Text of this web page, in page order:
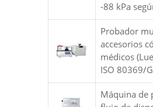
-88 kPa
Probador
accesorios
médicos
ISO 80369/
Máquina de